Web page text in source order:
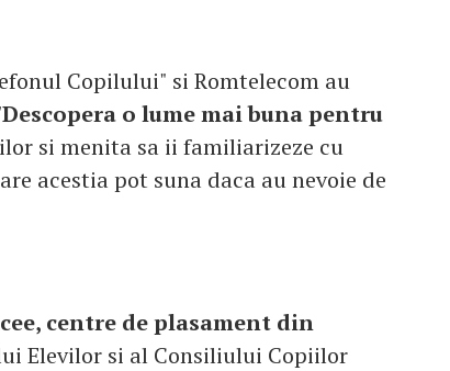
Copilului" si Romtelecom au
o lume mai buna pentru
si menita sa ii familiarizeze cu
acestia pot suna daca au nevoie de
centre de plasament din
Elevilor si al Consiliului Copiilor